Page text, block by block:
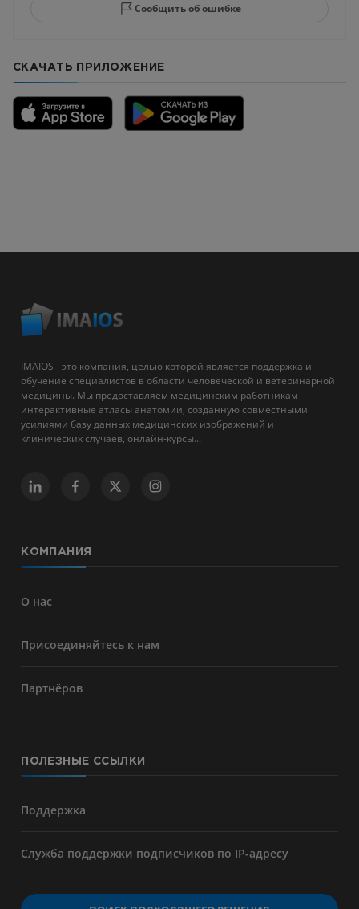
Сообщить об ошибке
СКАЧАТЬ ПРИЛОЖЕНИЕ
IMAIOS - это компания, целью которой является поддержка и
обучение специалистов в области человеческой и ветеринарной
медицины. Мы предоставляем медицинским работникам
интерактивные атласы анатомии, созданную совместными
усилиями базу данных медицинских изображений и
клинических случаев, онлайн-курсы...
КОМПАНИЯ
О нас
Присоединяйтесь к нам
Партнёров
ПОЛЕЗНЫЕ ССЫЛКИ
Поддержка
Служба поддержки подписчиков по IP-адресу